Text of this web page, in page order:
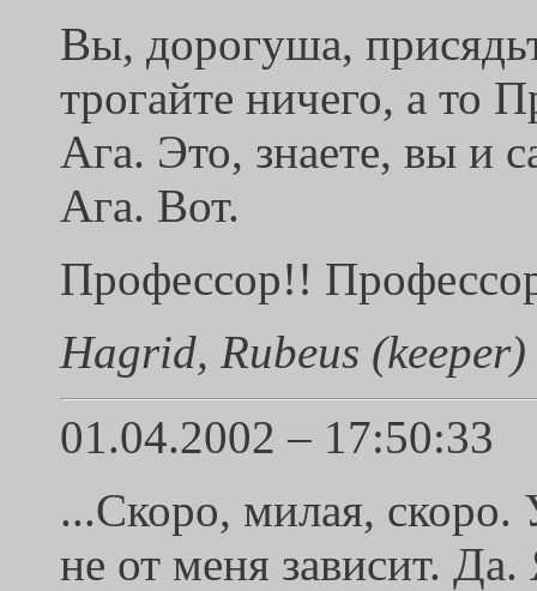
Вы, дорогуша,
трогайте ничего, а то
Ага. Это, знаете, вы и
Ага. Вот.
Профессор!!
Hagrid, Rubeus (keeper)
01.04.2002 – 17:50:33
...Скоро, милая, скоро.
не от меня зависит.